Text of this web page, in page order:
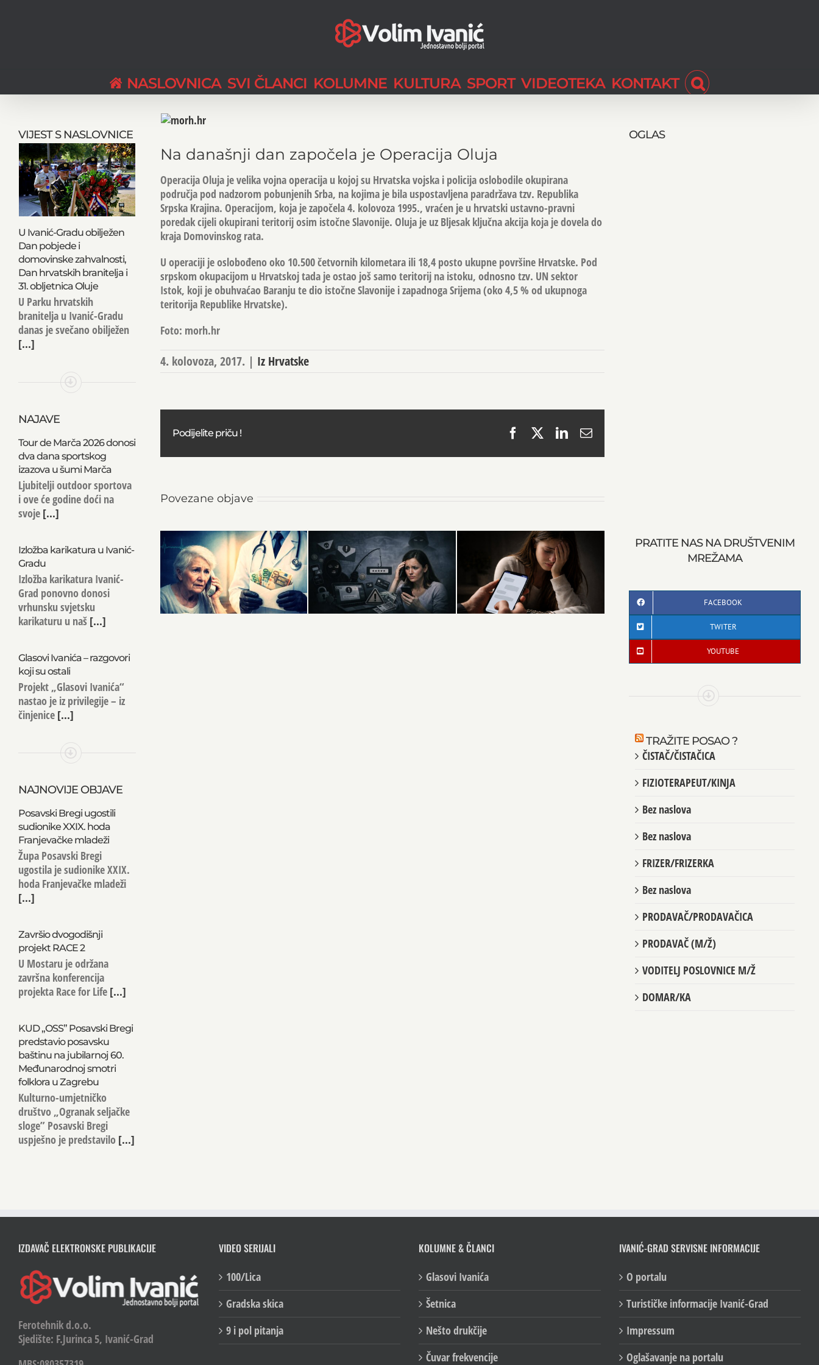
NASLOVNICA SVI ČLANCI KOLUMNE KULTURA SPORT VIDEOTEKA KONTAKT
View
Image
Na današnji dan započela je Operacija Oluja
Operacija Oluja je velika vojna operacija u kojoj su Hrvatska vojska i policija oslobodile okupirana
područja pod nadzorom pobunjenih Srba, na kojima je bila uspostavljena paradržava tzv. Republika
Srpska Krajina. Operacijom, koja je započela 4. kolovoza 1995., vraćen je u hrvatski ustavno-pravni
poredak cijeli okupirani teritorij osim istočne Slavonije. Oluja je uz Bljesak ključna akcija koja je dovela do
kraja Domovinskog rata.
U operaciji je oslobođeno oko 10.500 četvornih kilometara ili 18,4 posto ukupne površine Hrvatske. Pod
srpskom okupacijom u Hrvatskoj tada je ostao još samo teritorij na istoku, odnosno tzv. UN sektor
Istok, koji je obuhvaćao Baranju te dio istočne Slavonije i zapadnoga Srijema (oko 4,5 % od ukupnoga
teritorija Republike Hrvatske).
Foto: morh.hr
4. kolovoza, 2017. | Iz Hrvatske
Podijelite priču ! Facebook
X LinkedIn
Email
Povezane objave
VIJEST S NASLOVNICE
U Ivanić-Gradu obilježen
Dan pobjede i
domovinske zahvalnosti,
Dan hrvatskih branitelja i
31. obljetnica Oluje
U Parku hrvatskih
branitelja u Ivanić-Gradu
danas je svečano obilježen
[...]
NAJAVE
Tour de Marča 2026 donosi
dva dana sportskog
izazova u šumi Marča
Ljubitelji outdoor sportova
i ove će godine doći na
svoje[...]
Izložba karikatura u Ivanić-
Gradu
Izložba karikatura Ivanić-
Grad ponovno donosi
vrhunsku svjetsku
karikaturu u naš[...]
Glasovi Ivanića – razgovori
koji su ostali
Projekt „Glasovi Ivanića“
nastao je iz privilegije – iz
činjenice[...]
NAJNOVIJE OBJAVE
Posavski Bregi ugostili
sudionike XXIX. hoda
Franjevačke mladeži
Župa Posavski Bregi
ugostila je sudionike XXIX.
hoda Franjevačke mladeži
[...]
Završio dvogodišnji
projekt RACE 2
U Mostaru je održana
završna konferencija
projekta Race for Life[...]
KUD „OSS” Posavski Bregi
predstavio posavsku
baštinu na jubilarnoj 60.
Međunarodnoj smotri
folklora u Zagrebu
Kulturno-umjetničko
društvo „Ogranak seljačke
sloge” Posavski Bregi
uspješno je predstavilo[...]
OGLAS
PRATITE NAS NA DRUŠTVENIM
MREŽAMA
FACEBOOK
TWITER
YOUTUBE
TRAŽITE POSAO ?
ČISTAČ/ČISTAČICA
FIZIOTERAPEUT/KINJA
Bez naslova
Bez naslova
FRIZER/FRIZERKA
Bez naslova
PRODAVAČ/PRODAVAČICA
PRODAVAČ (M/Ž)
VODITELJ POSLOVNICE M/Ž
DOMAR/KA
IZDAVAČ ELEKTRONSKE PUBLIKACIJE
Ferotehnik d.o.o.
Sjedište: F.Jurinca 5, Ivanić-Grad
VIDEO SERIJALI
100/Lica
Gradska skica
9 i pol pitanja
KOLUMNE & ČLANCI
Glasovi Ivanića
Šetnica
Nešto drukčije
Čuvar frekvencije
IVANIĆ-GRAD SERVISNE INFORMACIJE
O portalu
Turističke informacije Ivanić-Grad
Impressum
Oglašavanje na portalu